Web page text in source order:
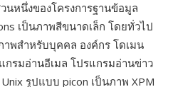
นหนึ่งของโครงการฐานข้อมูล
เป็นภาพสีขนาดเล็ก โดยทั่วไป
าพสำหรับบุคคล องค์กร โดเมน
รมอ่านอีเมล โปรแกรมอ่านข่าว
รูปแบบ picon เป็นภาพ XPM